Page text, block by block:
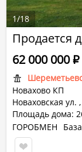
Продается
Новахово КП
Новаховская ул. ,
Площадь дома:
62 000 000Р
ГОРОБМЕН
1/18